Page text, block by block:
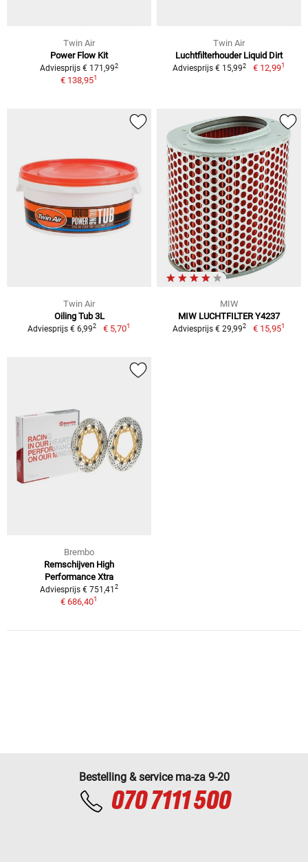
Twin Air
Power Flow Kit
Adviesprijs € 171,992
€ 138,951
Twin Air
Luchtfilterhouder Liquid Dirt
Adviesprijs € 15,992 € 12,991
Twin Air
Oiling Tub 3L
Adviesprijs € 6,992 € 5,701
MIW
MIW LUCHTFILTER Y4237
Adviesprijs € 29,992 € 15,951
Brembo
Remschijven High
Performance Xtra
Adviesprijs € 751,41 2
€ 686,401
Bestelling & service ma-za 9-20
070 7111 500